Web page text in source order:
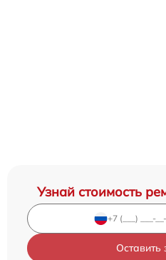
Узнай стоимость
Оставить